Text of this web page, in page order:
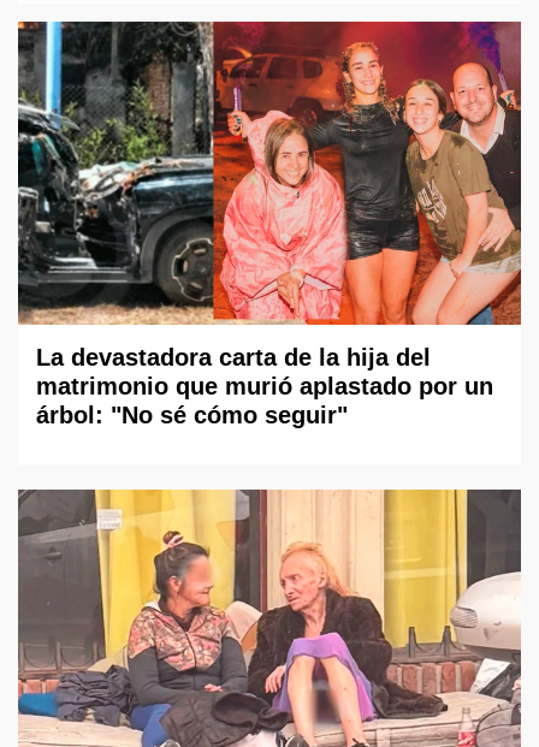
La devastadora carta de la hija del
matrimonio que murió aplastado por un
árbol: "No sé cómo seguir"